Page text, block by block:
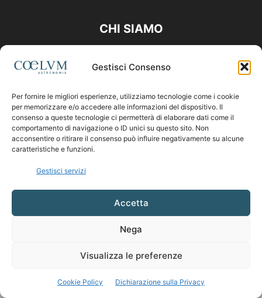
Gestisci Consenso
Per fornire le migliori esperienze, utilizziamo tecnologie come i cookie
per memorizzare e/o accedere alle informazioni del dispositivo. Il
consenso a queste tecnologie ci permetterà di elaborare dati come il
comportamento di navigazione o ID unici su questo sito. Non
acconsentire o ritirare il consenso può influire negativamente su alcune
caratteristiche e funzioni.
Gestisci servizi
Accetta
Nega
Visualizza le preferenze
Cookie Policy Dichiarazione sulla Privacy
CHI SIAMO
Contattaci:coelumastro@coelum.com
SEGUICI